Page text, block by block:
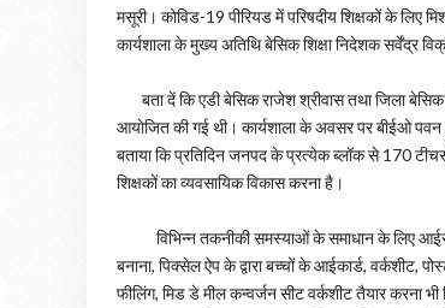
मसूरी। कोविड-19 पीरियड में परिषदीय शिक्षकों के लिए
कार्यशाला के मुख्य अतिथि बेसिक शिक्षा निदेशक सर्वेंद्र
बता दें कि एडी बेसिक राजेश श्रीवास तथा जिला बेसिक
आयोजित की गई थी। कार्यशाला के अवसर पर बीईओ पवन
बताया कि प्रतिदिन जनपद के प्रत्येक ब्लॉक से 170
शिक्षकों का व्यवसायिक विकास करना है।
विभिन्न तकनीकी समस्याओं के समाधान के लिए आईसीटी
बनाना, पिक्सेल ऐप के द्वारा बच्चों के आईकार्ड, वर्कशीट,
फीलिंग, मिड डे मील कन्वर्जन सीट वर्कशीट तैयार करना